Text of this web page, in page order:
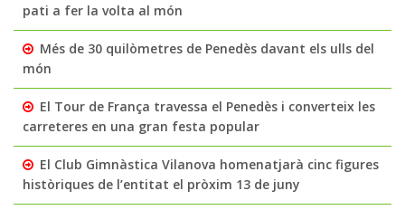
pati a fer la volta al món
Més de 30 quilòmetres de Penedès davant els ulls del
món
El Tour de França travessa el Penedès i converteix les
carreteres en una gran festa popular
El Club Gimnàstica Vilanova homenatjarà cinc figures
històriques de l’entitat el pròxim 13 de juny